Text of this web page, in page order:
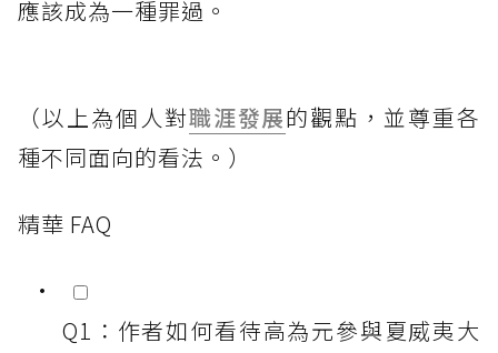
應該成為一種罪過。
（以上為個人對職涯發展的觀點，並尊重各
種不同面向的看法。）
精華 FAQ
Q1：作者如何看待高為元參與夏威夷大